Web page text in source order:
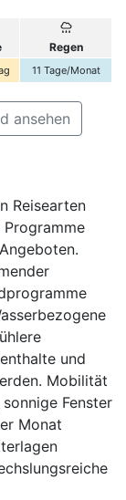
Regen
11 Tage/Monat
ansehen
Reisearten
und
Mobilität
Fenster
Monat